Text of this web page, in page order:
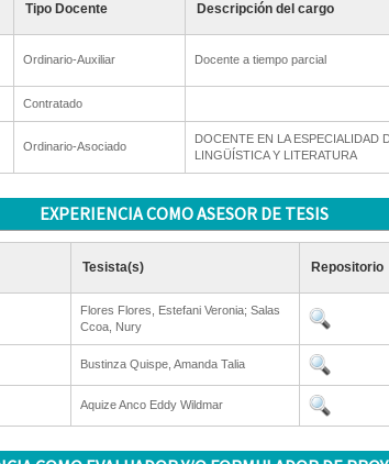
Tipo Docente Descripción del cargo
Ordinario-Auxiliar Docente a tiempo parcial
Contratado
Ordinario-Asociado
DOCENTE EN LA ESPECIALIDAD
LINGÜÍSTICA Y LITERATURA
EXPERIENCIA COMO ASESOR DE TESIS
Tesista(s) Repositorio
Flores Flores, Estefani Veronia; Salas
Ccoa, Nury
Bustinza Quispe, Amanda Talia
Aquize Anco Eddy Wildmar